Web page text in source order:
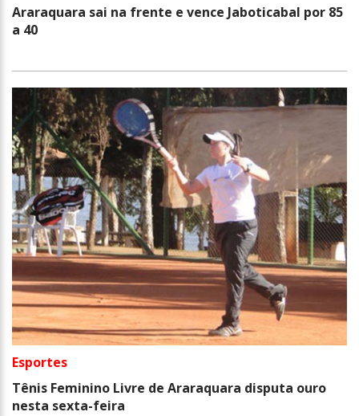
Araraquara sai na frente e vence Jaboticabal por 85
a 40
Esportes
Tênis Feminino Livre de Araraquara disputa ouro
nesta sexta-feira